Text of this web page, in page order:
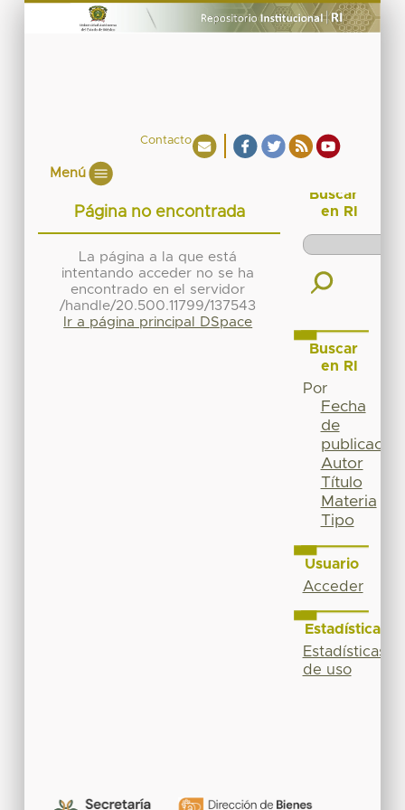
Contacto
Menú
Página no encontrada
La página a la que está
intentando acceder no se ha
encontrado en el servidor
/handle/20.500.11799/137543
Ir a página principal DSpace
Buscar
en RI
Buscar
en RI
Por
Fecha
de
publicación
Autor
Título
Materia
Tipo
Usuario
Acceder
Estadísticas
Estadísticas
de uso